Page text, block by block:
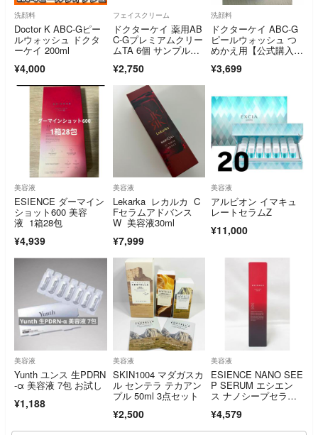
洗顔料
Doctor K ABC-Gピー
ルウォッシュ ドクタ
ーケイ 200ml
¥4,000
フェイスクリーム
ドクターケイ 薬用AB
C-Gプレミアムクリー
ムTA 6個 サンプルセ
¥2,750
洗顔料
ドクターケイ ABC-G
ピールウォッシュ つ
めかえ用【公式購入正
¥3,699
美容液
ESIENCE ダーマイン
ショット600 美容
液 1箱28包
¥4,939
美容液
Lekarka レカルカ C
Fセラムアドバンス
W 美容液30ml
¥7,999
美容液
アルビオン イマキュ
レートセラムZ
¥11,000
美容液
Yunth ユンス 生PDRN
-α 美容液 7包 お試し
¥1,188
美容液
SKIN1004 マダガスカ
ル センテラ テカアン
プル 50ml 3点セット
¥2,500
美容液
ESIENCE NANO SEE
P SERUM エシエン
ス ナノシープセラ
液 55g 沢尻エリカ愛
用
¥4,579